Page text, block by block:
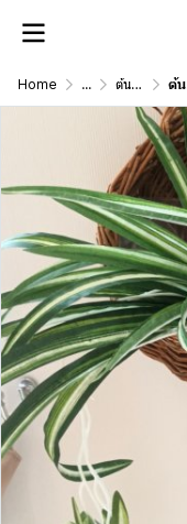
Home ... ต้นไม้ดอกไม้เลื้อยปลอม Artificial vine plant/ flower ต้นเศรษฐีเรือนนอกปลอมประดิษฐ์ตะกร้าสาน Artificial plant in woven basket